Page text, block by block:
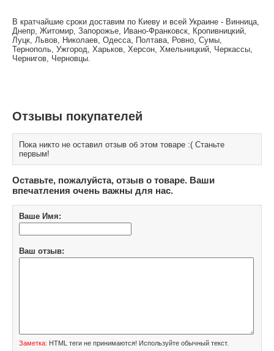
В кратчайшие сроки доставим по Киеву и всей Украине - Винница,
Днепр, Житомир, Запорожье, Ивано-Франковск, Кропивницкий,
Луцк, Львов, Николаев, Одесса, Полтава, Ровно, Сумы,
Тернополь, Ужгород, Харьков, Херсон, Хмельницкий, Черкассы,
Чернигов, Черновцы.
Отзывы покупателей
Пока никто не оставил отзыв об этом товаре :( Станьте
первым!
Оставьте, пожалуйста, отзыв о товаре. Ваши
впечатления очень важны для нас.
Ваше Имя:
Ваш отзыв:
Заметка: HTML теги не принимаются! Используйте обычный текст.